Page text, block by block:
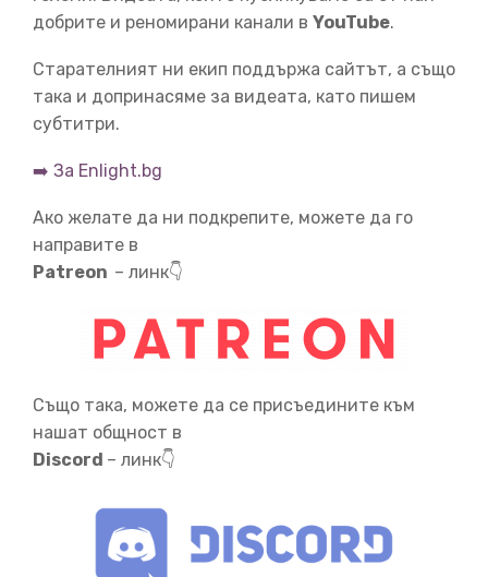
работи за конете, които дори не можем и да си
знаеш, какво е станало - все още има коне,но нищо
общо както преди. Населението на конете е било най-
голямо през 1915,
след това само е спадало.
Няма такова правило в
икономиката, което гласи, че повече технологии,
означава повече работа за коне.
смята, че звучи правилно.
04:27
Както механичните мускули са изместили конете от
икономиката, така механичните умове
количество и доста скоро,
ако не сме подготвени. А ние не сме. Вие, както
вторият кон, може би виждате състоянието на
добрите и реномирани канали в YouTube.
Старателният ни екип поддържа сайтът, а също
така и допринасяме за видеата, като пишем
субтитри.
➡️ За Enlight.bg
Ако желате да ни подкрепите, можете да го
направите в
Patreon – линк👇
Също така, можете да се присъедините към
нашат общност в
Discord – линк👇